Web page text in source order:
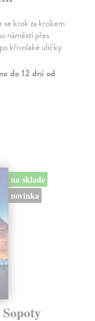
krok za krokem
náměstí přes
křivolaké uličky
do 12 dní od
na sklade
novinka